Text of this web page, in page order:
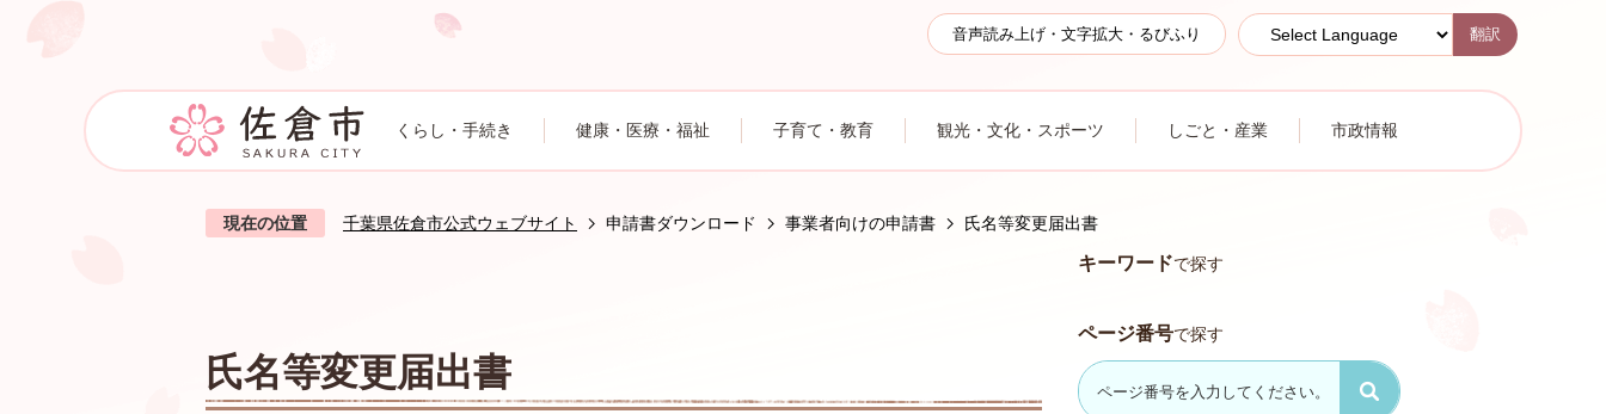
音声読み上げ・文字拡大・るびふり 翻訳
くらし・手続き 健康・医療・福祉 子育て・教育 観光・文化・スポーツ しごと・産業 市政情報
現在の位置 千葉県佐倉市公式ウェブサイト 申請書ダウンロード 事業者向けの申請書 氏名等変更届出書
氏名等変更届出書
キーワードで探す
ページ番号で探す